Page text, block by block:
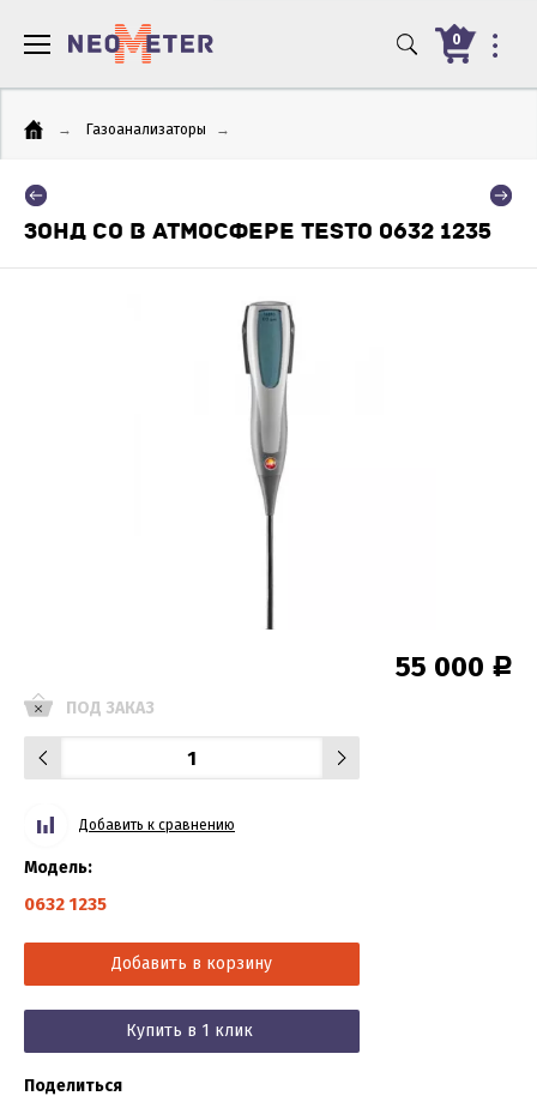
0
→ Газоанализаторы →
ЗОНД СО В АТМОСФЕРЕ TESTO 0632 1235
55 000 Р
ПОД ЗАКАЗ
Добавить к сравнению
Модель:
0632 1235
Добавить в корзину
Купить в 1 клик
Поделиться